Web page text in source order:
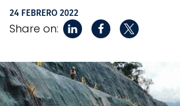
24 FEBRERO 2022
Share on: